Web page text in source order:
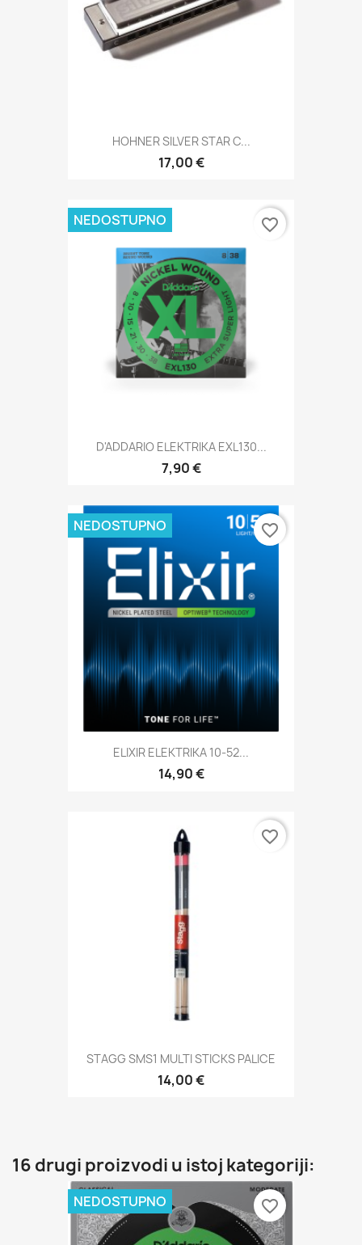
HOHNER SILVER STAR C...
17,00 €
D'ADDARIO ELEKTRIKA EXL130...
7,90 €
NEDOSTUPNO favorite_border
ELIXIR ELEKTRIKA 10-52...
14,90 €
NEDOSTUPNO favorite_border
STAGG SMS1 MULTI STICKS PALICE
14,00 €
favorite_border
16 drugi proizvodi u istoj kategoriji:
NEDOSTUPNO favorite_border